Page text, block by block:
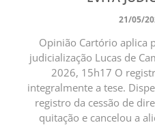
21/05/
Opinião Cartório aplica
judicialização Lucas de
2026, 15h17 O
integralmente a tese.
registro da cessão de
quitação e cancelou a